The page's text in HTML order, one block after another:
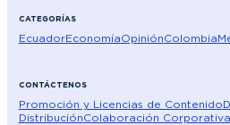
CATEGORÍAS
EcuadorEconomíaOpiniónColombia
CONTÁCTENOS
Promoción y Licencias de Contenido
DistribuciónColaboración Corporativa